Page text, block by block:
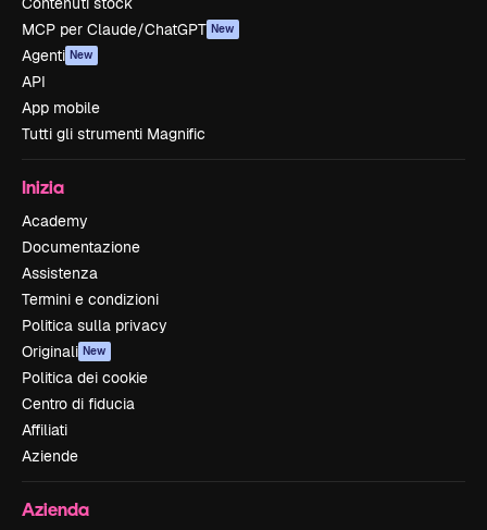
MCP per Claude/ChatGPT New
Agenti New
API
App mobile
Tutti gli strumenti Magnific
Inizia
Academy
Documentazione
Assistenza
Termini e condizioni
Politica sulla privacy
Originali New
Politica dei cookie
Centro di fiducia
Affiliati
Aziende
Azienda